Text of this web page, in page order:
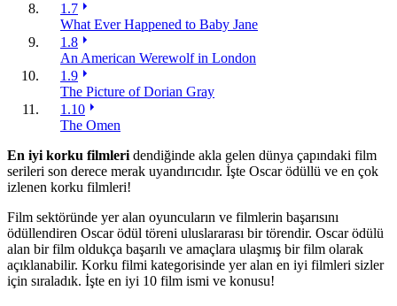
1.7
What Ever Happened to Baby Jane
1.8
An American Werewolf in London
1.9
The Picture of Dorian Gray
1.10
The Omen
En iyi korku filmleri dendiğinde akla gelen dünya çapındaki film
serileri son derece merak uyandırıcıdır. İşte Oscar ödüllü ve en çok
izlenen korku filmleri!
Film sektöründe yer alan oyuncuların ve filmlerin başarısını
ödüllendiren Oscar ödül töreni uluslararası bir törendir. Oscar ödülü
alan bir film oldukça başarılı ve amaçlara ulaşmış bir film olarak
açıklanabilir. Korku filmi kategorisinde yer alan en iyi filmleri sizler
için sıraladık. İşte en iyi 10 film ismi ve konusu!